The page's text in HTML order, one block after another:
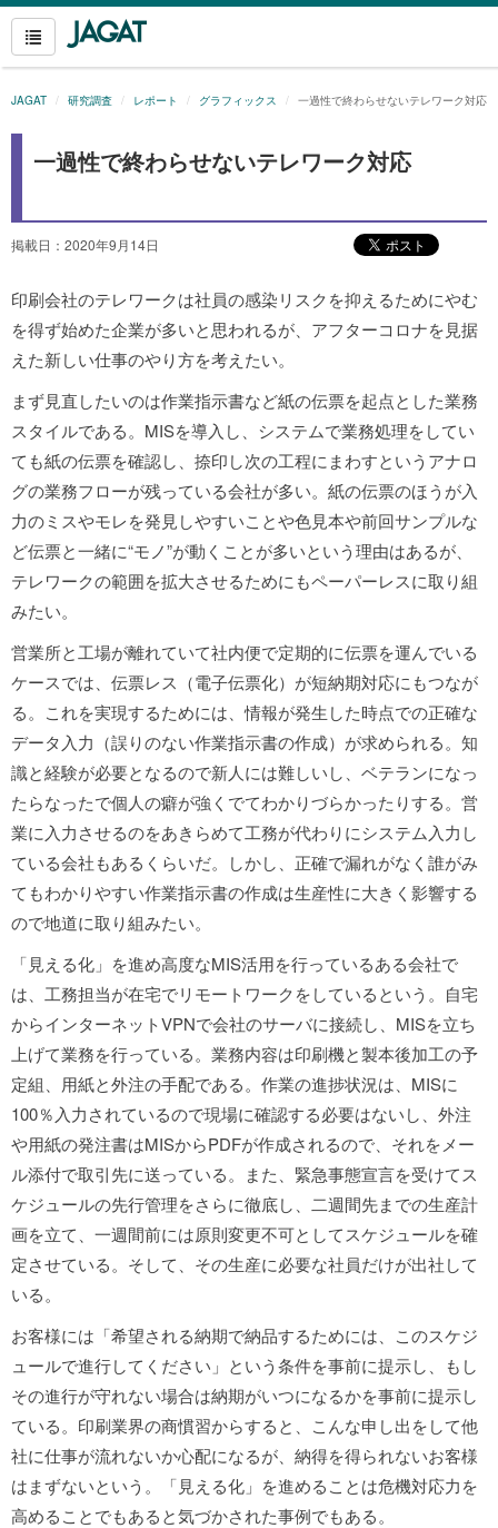
JAGAT 研究調査 レポート グラフィックス 一過性で終わらせないテレワーク対応
一過性で終わらせないテレワーク対応
掲載日：2020年9月14日
印刷会社のテレワークは社員の感染リスクを抑えるためにやむ
を得ず始めた企業が多いと思われるが、アフターコロナを見据
えた新しい仕事のやり方を考えたい。
まず見直したいのは作業指示書など紙の伝票を起点とした業務
スタイルである。MISを導入し、システムで業務処理をしてい
ても紙の伝票を確認し、捺印し次の工程にまわすというアナロ
グの業務フローが残っている会社が多い。紙の伝票のほうが入
力のミスやモレを発見しやすいことや色見本や前回サンプルな
ど伝票と一緒に“モノ”が動くことが多いという理由はあるが、
テレワークの範囲を拡大させるためにもペーパーレスに取り組
みたい。
営業所と工場が離れていて社内便で定期的に伝票を運んでいる
ケースでは、伝票レス（電子伝票化）が短納期対応にもつなが
る。これを実現するためには、情報が発生した時点での正確な
データ入力（誤りのない作業指示書の作成）が求められる。知
識と経験が必要となるので新人には難しいし、ベテランになっ
たらなったで個人の癖が強くでてわかりづらかったりする。営
業に入力させるのをあきらめて工務が代わりにシステム入力し
ている会社もあるくらいだ。しかし、正確で漏れがなく誰がみ
てもわかりやすい作業指示書の作成は生産性に大きく影響する
ので地道に取り組みたい。
「見える化」を進め高度なMIS活用を行っているある会社で
は、工務担当が在宅でリモートワークをしているという。自宅
からインターネットVPNで会社のサーバに接続し、MISを立ち
上げて業務を行っている。業務内容は印刷機と製本後加工の予
定組、用紙と外注の手配である。作業の進捗状況は、MISに
100％入力されているので現場に確認する必要はないし、外注
や用紙の発注書はMISからPDFが作成されるので、それをメー
ル添付で取引先に送っている。また、緊急事態宣言を受けてス
ケジュールの先行管理をさらに徹底し、二週間先までの生産計
画を立て、一週間前には原則変更不可としてスケジュールを確
定させている。そして、その生産に必要な社員だけが出社して
いる。
お客様には「希望される納期で納品するためには、このスケジ
ュールで進行してください」という条件を事前に提示し、もし
その進行が守れない場合は納期がいつになるかを事前に提示し
ている。印刷業界の商慣習からすると、こんな申し出をして他
社に仕事が流れないか心配になるが、納得を得られないお客様
はまずないという。「見える化」を進めることは危機対応力を
高めることでもあると気づかされた事例でもある。